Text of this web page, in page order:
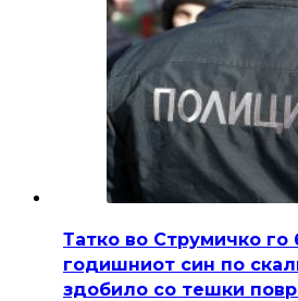
Татко во Струмичко го
годишниот син по
здобило со тешки